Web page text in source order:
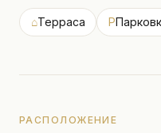
⌂Терраса P
РАСПОЛОЖЕНИЕ